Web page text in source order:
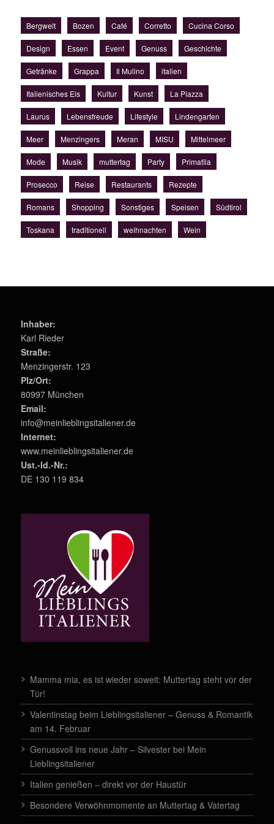
Bergwelt Bozen Café Corretto Cucina Corso
Design Essen Event Genuss Geschichte
Getränke Grappa Il Mulino italien
Italienisches Eis Kultur Kunst La Piazza
Laurus Lebensfreude Lifestyle Lindengarten
Meer Menzingers Meran MISU Mittelmeer
Mode Musik muttertag Party Primafila
Prosecco Reise Restaurants Rezepte
Romans Shopping Sonstiges Speisen Südtirol
Toskana traditionell weihnachten Wein
Inhaber:
Karl Rieder
Straße:
Menzingerstr. 123
Plz/Ort:
80997 München
Email:
info@meinlieblingsitaliener.de
Internet:
www.meinlieblingsitaliener.de
Ust.-Id.-Nr.:
DE 130 119 834
Mamma mia, es ist wieder soweit: Muttertag steht vor der
Tür!
Valentinstag beim Lieblingsitaliener – Genuss & Romantik
am 14. Februar
Genussvoll ins neue Jahr – Silvester bei Mein
Lieblingsitaliener
Italien genießen – direkt vor der Haustür
Besondere Verwöhnmomente an Muttertag & Vatertag